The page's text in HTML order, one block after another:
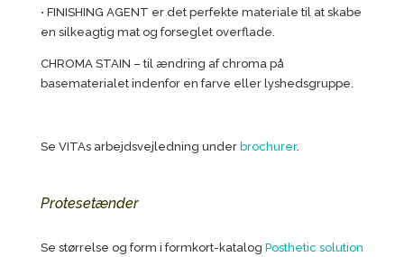
• FINISHING AGENT er det perfekte materiale til at skabe
en silkeagtig mat og forseglet overflade.
CHROMA STAIN – til ændring af chroma på
basematerialet indenfor en farve eller lyshedsgruppe.
Se VITAs arbejdsvejledning under brochurer.
Protesetænder
Se størrelse og form i formkort-katalog Posthetic solution